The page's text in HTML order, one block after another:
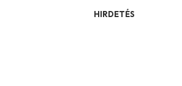
HIRDETÉS